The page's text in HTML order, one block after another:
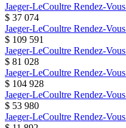
Jaeger-LeCoultre Rendez-Vous
$ 37 074
Jaeger-LeCoultre Rendez-Vous
$ 109 591
Jaeger-LeCoultre Rendez-Vous
$ 81 028
Jaeger-LeCoultre Rendez-Vous
$ 104 928
Jaeger-LeCoultre Rendez-Vous
$ 53 980
Jaeger-LeCoultre Rendez-Vous